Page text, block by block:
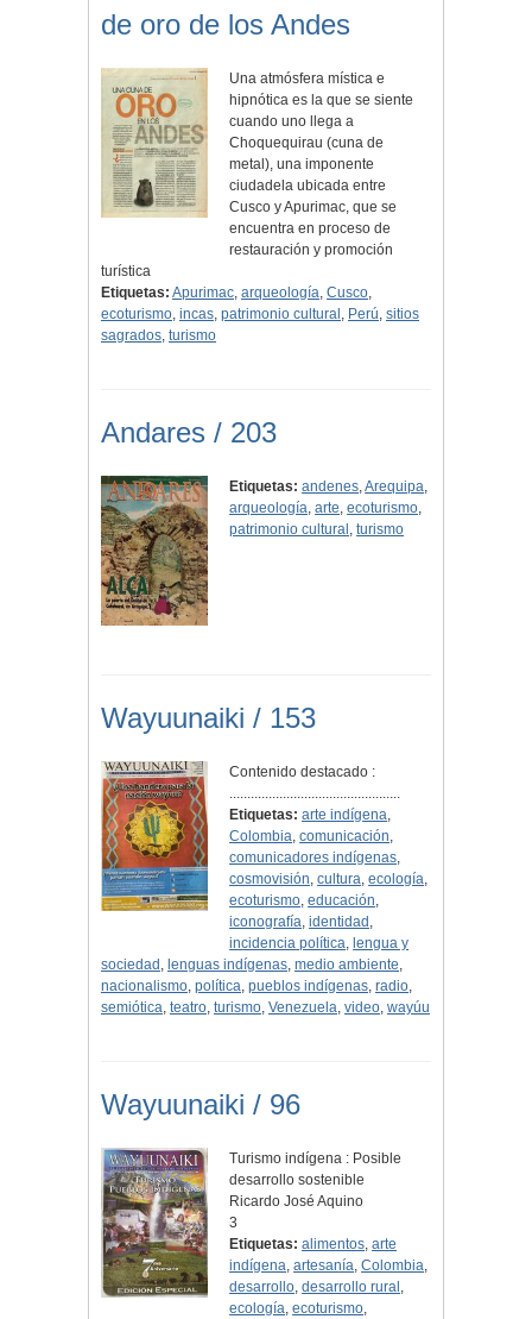
de oro de los Andes
Una atmósfera mística e
hipnótica es la que se siente
cuando uno llega a
Choquequirau (cuna de
metal), una imponente
ciudadela ubicada entre
Cusco y Apurimac, que se
encuentra en proceso de
restauración y promoción
turística
Etiquetas: Apurimac, arqueología, Cusco,
ecoturismo, incas, patrimonio cultural , Perú, sitios
sagrados, turismo
Andares / 203
Etiquetas: andenes,Arequipa,
arqueología,arte,ecoturismo,
patrimonio cultural ,turismo
Wayuunaiki / 153
Contenido destacado :
................................................
Etiquetas: arte indígena,
Colombia,comunicación,
comunicadores indígenas,
cosmovisión,cultura,ecología,
ecoturismo,educación,
iconografía,identidad ,
incidencia política, lengua y
sociedad , lenguas indígenas, medio ambiente,
nacionalismo, política, pueblos indígenas, radio,
semiótica, teatro, turismo, Venezuela, video, wayúu
Wayuunaiki / 96
Turismo indígena : Posible
desarrollo sostenible
Ricardo José Aquino
3
Etiquetas: alimentos,arte
indígena,artesanía,Colombia,
desarrollo,desarrollo rural ,
ecología,ecoturismo,